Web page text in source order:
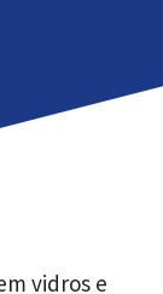
vidros e